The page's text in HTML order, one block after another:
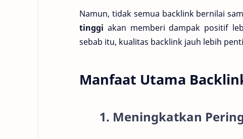
Namun, tidak semua backlink bernilai
tinggi akan memberi dampak positif
sebab itu, kualitas backlink jauh lebih
Manfaat Utama
1. Meningkatkan